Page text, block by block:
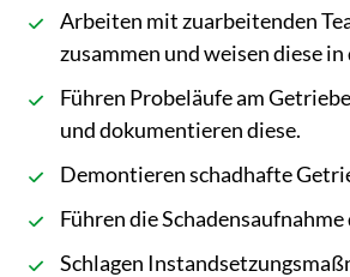
Arbeiten mit zuarbeitenden
zusammen und weisen diese
Führen Probeläufe am
und dokumentieren diese.
Demontieren schadhafte
Führen die Schadensaufnahme
Schlagen